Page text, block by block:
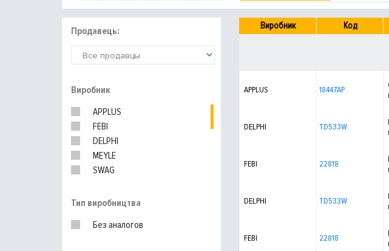
Продавець:
Виробник
APPLUS
FEBI
DELPHI
MEYLE
SWAG
Тип виробництва
Без аналогов
Виробник Код
APPLUS 18447AP
DELPHI TD533W
FEBI 22818
DELPHI TD533W
FEBI 22818